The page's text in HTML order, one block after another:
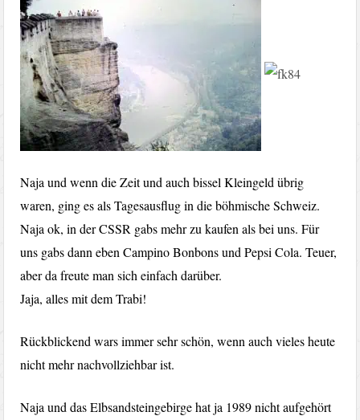
Naja und wenn die Zeit und auch bissel Kleingeld übrig
waren, ging es als Tagesausflug in die böhmische Schweiz.
Naja ok, in der CSSR gabs mehr zu kaufen als bei uns. Für
uns gabs dann eben Campino Bonbons und Pepsi Cola. Teuer,
aber da freute man sich einfach darüber.
Jaja, alles mit dem Trabi!
Rückblickend wars immer sehr schön, wenn auch vieles heute
nicht mehr nachvollziehbar ist.
Naja und das Elbsandsteingebirge hat ja 1989 nicht aufgehört